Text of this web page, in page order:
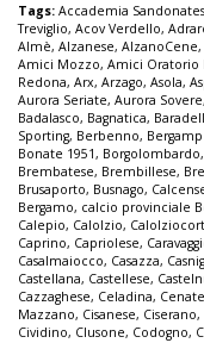
Tags: Accademia
Treviglio, Acov Verdello,
Almè, Alzanese, AlzanoCene,
Amici Mozzo, Amici Oratorio
Redona, Arx, Arzago, Asola,
Aurora Seriate, Aurora Sovere,
Badalasco, Bagnatica,
Sporting, Berbenno,
Bonate 1951, Borgolombardo,
Brembatese, Brembillese,
Brusaporto, Busnago,
Bergamo, calcio provinciale
Calepio, Calolzio,
Caprino, Capriolese,
Casalmaiocco, Casazza,
Castellana, Castellese,
Cazzaghese, Celadina,
Mazzano, Cisanese, Ciserano,
Cividino, Clusone, Codogno,